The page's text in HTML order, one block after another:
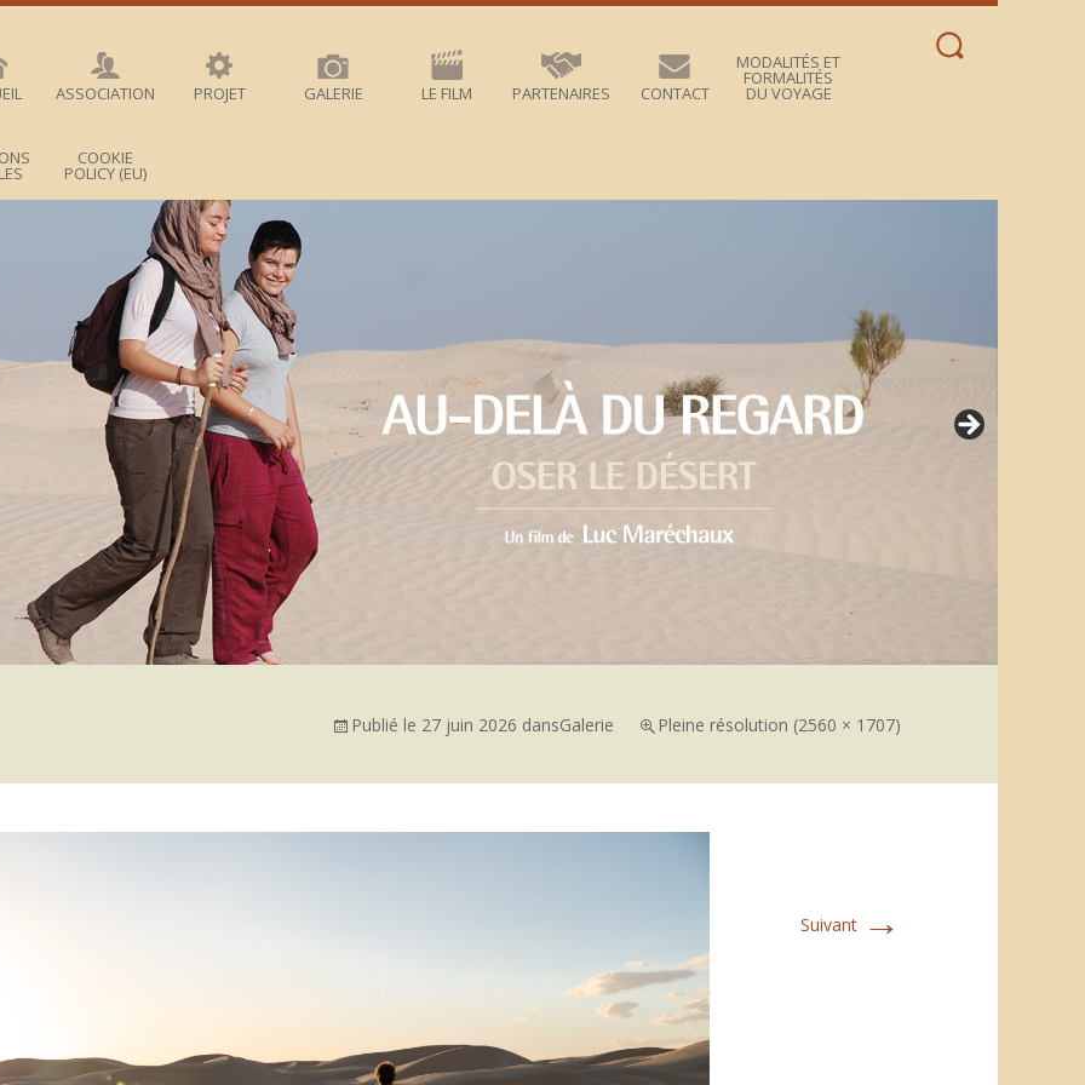
ASSOCIATION PROJET GALERIE LE FILM PARTENAIRES CONTACT
MODALITÉS ET
FORMALITÉS
DU VOYAGE
COOKIE
POLICY (EU)
Rechercher :
Publié le 27 juin 2026 dansGalerie Pleine résolution (2560 × 1707)
Suivant →